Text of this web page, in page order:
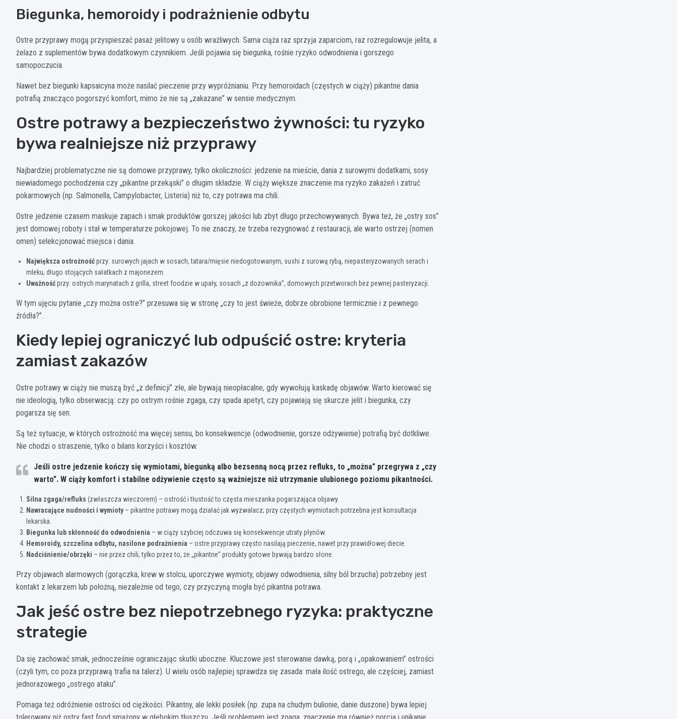
Biegunka, hemoroidy i podrażnienie odbytu
Ostre przyprawy mogą przyspieszać pasaż jelitowy u osób wrażliwych. Sama ciąża raz sprzyja zaparciom, raz rozregulowuje jelita, a
żelazo z suplementów bywa dodatkowym czynnikiem. Jeśli pojawia się biegunka, rośnie ryzyko odwodnienia i gorszego
samopoczucia.
Nawet bez biegunki kapsaicyna może nasilać pieczenie przy wypróżnianiu. Przy hemoroidach (częstych w ciąży) pikantne dania
potrafią znacząco pogorszyć komfort, mimo że nie są „zakazane” w sensie medycznym.
Ostre potrawy a bezpieczeństwo żywności: tu ryzyko
bywa realniejsze niż przyprawy
Najbardziej problematyczne nie są domowe przyprawy, tylko okoliczności: jedzenie na mieście, dania z surowymi dodatkami, sosy
niewiadomego pochodzenia czy „pikantne przekąski” o długim składzie. W ciąży większe znaczenie ma ryzyko zakażeń i zatruć
pokarmowych (np. Salmonella, Campylobacter, Listeria) niż to, czy potrawa ma chili.
Ostre jedzenie czasem maskuje zapach i smak produktów gorszej jakości lub zbyt długo przechowywanych. Bywa też, że „ostry sos”
jest domowej roboty i stał w temperaturze pokojowej. To nie znaczy, że trzeba rezygnować z restauracji, ale warto ostrzej (nomen
omen) selekcjonować miejsca i dania.
Największa ostrożnośćprzy: surowych jajach w sosach, tatara/mięsie niedogotowanym, sushi z surową rybą, niepasteryzowanych serach i
mleku, długo stojących sałatkach z majonezem.
Uważnośćprzy: ostrych marynatach z grilla, street foodzie w upały, sosach „z dozownika”, domowych przetworach bez pewnej pasteryzacji.
W tym ujęciu pytanie „czy można ostre?” przesuwa się w stronę „czy to jest świeże, dobrze obrobione termicznie i z pewnego
źródła?”.
Kiedy lepiej ograniczyć lub odpuścić ostre: kryteria
zamiast zakazów
Ostre potrawy w ciąży nie muszą być „z definicji” złe, ale bywają nieopłacalne, gdy wywołują kaskadę objawów. Warto kierować się
nie ideologią, tylko obserwacją: czy po ostrym rośnie zgaga, czy spada apetyt, czy pojawiają się skurcze jelit i biegunka, czy
pogarsza się sen.
Są też sytuacje, w których ostrożność ma więcej sensu, bo konsekwencje (odwodnienie, gorsze odżywienie) potrafią być dotkliwe.
Nie chodzi o straszenie, tylko o bilans korzyści i kosztów.
Jeśli ostre jedzenie kończy się wymiotami, biegunką albo bezsenną nocą przez refluks, to „można” przegrywa z „czy
warto”. W ciąży komfort i stabilne odżywienie często są ważniejsze niż utrzymanie ulubionego poziomu pikantności.
Silna zgaga/refluks (zwłaszcza wieczorem) – ostrość i tłustość to częsta mieszanka pogarszająca objawy.
Nawracające nudności i wymioty– pikantne potrawy mogą działać jak wyzwalacz; przy częstych wymiotach potrzebna jest konsultacja
lekarska.
Biegunka lub skłonność do odwodnienia – w ciąży szybciej odczuwa się konsekwencje utraty płynów.
Hemoroidy, szczelina odbytu, nasilone podrażnienia – ostre przyprawy często nasilają pieczenie, nawet przy prawidłowej diecie.
Nadciśnienie/obrzęki – nie przez chili, tylko przez to, że „pikantne” produkty gotowe bywają bardzo słone.
Przy objawach alarmowych (gorączka, krew w stolcu, uporczywe wymioty, objawy odwodnienia, silny ból brzucha) potrzebny jest
kontakt z lekarzem lub położną, niezależnie od tego, czy przyczyną mogła być pikantna potrawa.
Jak jeść ostre bez niepotrzebnego ryzyka: praktyczne
strategie
Da się zachować smak, jednocześnie ograniczając skutki uboczne. Kluczowe jest sterowanie dawką, porą i „opakowaniem” ostrości
(czyli tym, co poza przyprawą trafia na talerz). U wielu osób najlepiej sprawdza się zasada: mała ilość ostrego, ale częściej, zamiast
jednorazowego „ostrego ataku”.
Pomaga też odróżnienie ostrości od ciężkości. Pikantny, ale lekki posiłek (np. zupa na chudym bulionie, danie duszone) bywa lepiej